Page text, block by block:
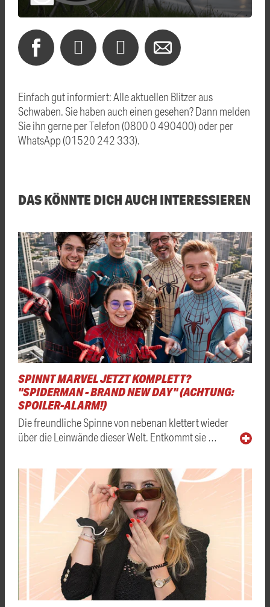
Einfach gut informiert: Alle aktuellen Blitzer aus
Schwaben. Sie haben auch einen gesehen? Dann melden
Sie ihn gerne per Telefon (0800 0 490400) oder per
WhatsApp (01520 242 333).
DAS KÖNNTE DICH AUCH INTERESSIEREN
SPINNT MARVEL JETZT KOMPLETT?
"SPIDERMAN - BRAND NEW DAY" (ACHTUNG:
SPOILER-ALARM!)
Die freundliche Spinne von nebenan klettert wieder
über die Leinwände dieser Welt. Entkommt sie …